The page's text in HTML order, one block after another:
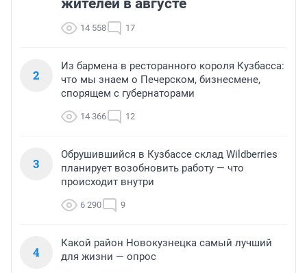
14 558 17
2
Из бармена в ресторанного короля Кузбасса:
что мы знаем о Печерском, бизнесмене,
спорящем с губернаторами
14 366 12
3
Обрушившийся в Кузбассе склад Wildberries
планирует возобновить работу — что
происходит внутри
6 290 9
4
Какой район Новокузнецка самый лучший
для жизни — опрос